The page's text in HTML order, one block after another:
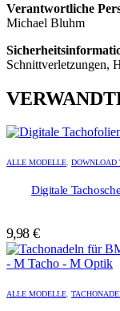
Verantwortliche
Michael Bluhm
Schnittverletzungen,
ALLE MODELLE, DOWNLOAD
Digitale
9,98 €
Produkt
Produkt
ALLE MODELLE,